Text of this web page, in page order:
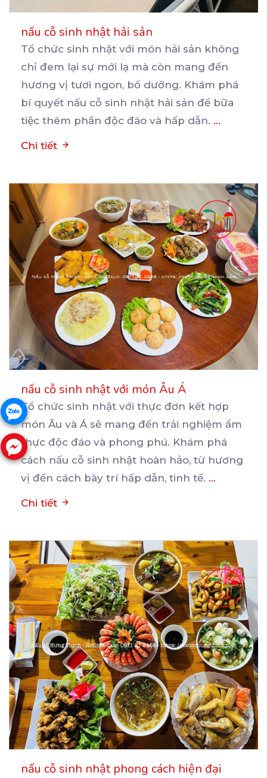
nấu cỗ sinh nhật hải sản
Tổ chức sinh nhật với món hải sản không
chỉ đem lại sự mới lạ mà còn mang đến
hương vị tươi ngon, bổ dưỡng. Khám phá
bí quyết nấu cỗ sinh nhật hải sản để bữa
tiệc thêm phần độc đáo và hấp dẫn. ...
Chi tiết
nấu cỗ sinh nhật với món Âu Á
Tổ chức sinh nhật với thực đơn kết hợp
món Âu và Á sẽ mang đến trải nghiệm ẩm
thực độc đáo và phong phú. Khám phá
cách nấu cỗ sinh nhật hoàn hảo, từ hương
vị đến cách bày trí hấp dẫn, tinh tế. ...
Chi tiết
nấu cỗ sinh nhật phong cách hiện đại